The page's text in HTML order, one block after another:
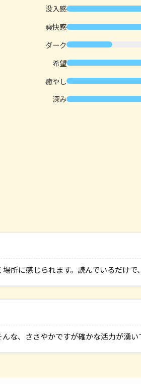
没入感
爽快感
ダーク
希望
癒やし
深み
所に感じられます。読んでいるだけで
な、ささやかですが確かな活力が湧い